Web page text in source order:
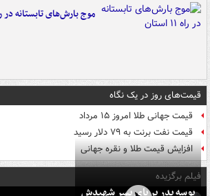
موج بارش‌های تابستانه در راه ۱۱
قیمت‌های روز در یک نگاه
قیمت جهانی طلا امروز ۱۵ مرداد
قیمت نفت برنت به ۷۹ دلار رسید
افزایش قیمت طلا و نقره جهانی
فیلم برگزیده